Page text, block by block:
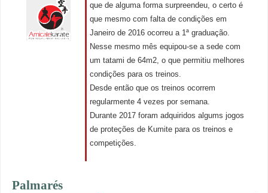
que de alguma forma surpreendeu, o certo é
que mesmo com falta de condições em
Janeiro de 2016 ocorreu a 1ª graduação.
Nesse mesmo mês equipou-se a sede com
um tatami de 64m2, o que permitiu melhores
condições para os treinos.
Desde então que os treinos ocorrem
regularmente 4 vezes por semana.
Durante 2017 foram adquiridos algums jogos
de proteções de Kumite para os treinos e
competições.
Palmarés